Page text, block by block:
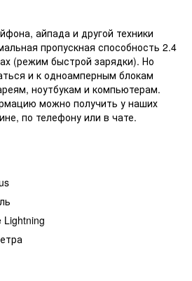
айпада и другой техники
пропускная способность 2.4
(режим быстрой зарядки). Но
и к одноамперным блокам
ноутбукам и компьютерам.
можно получить у наших
по телефону или в чате.
Lightning